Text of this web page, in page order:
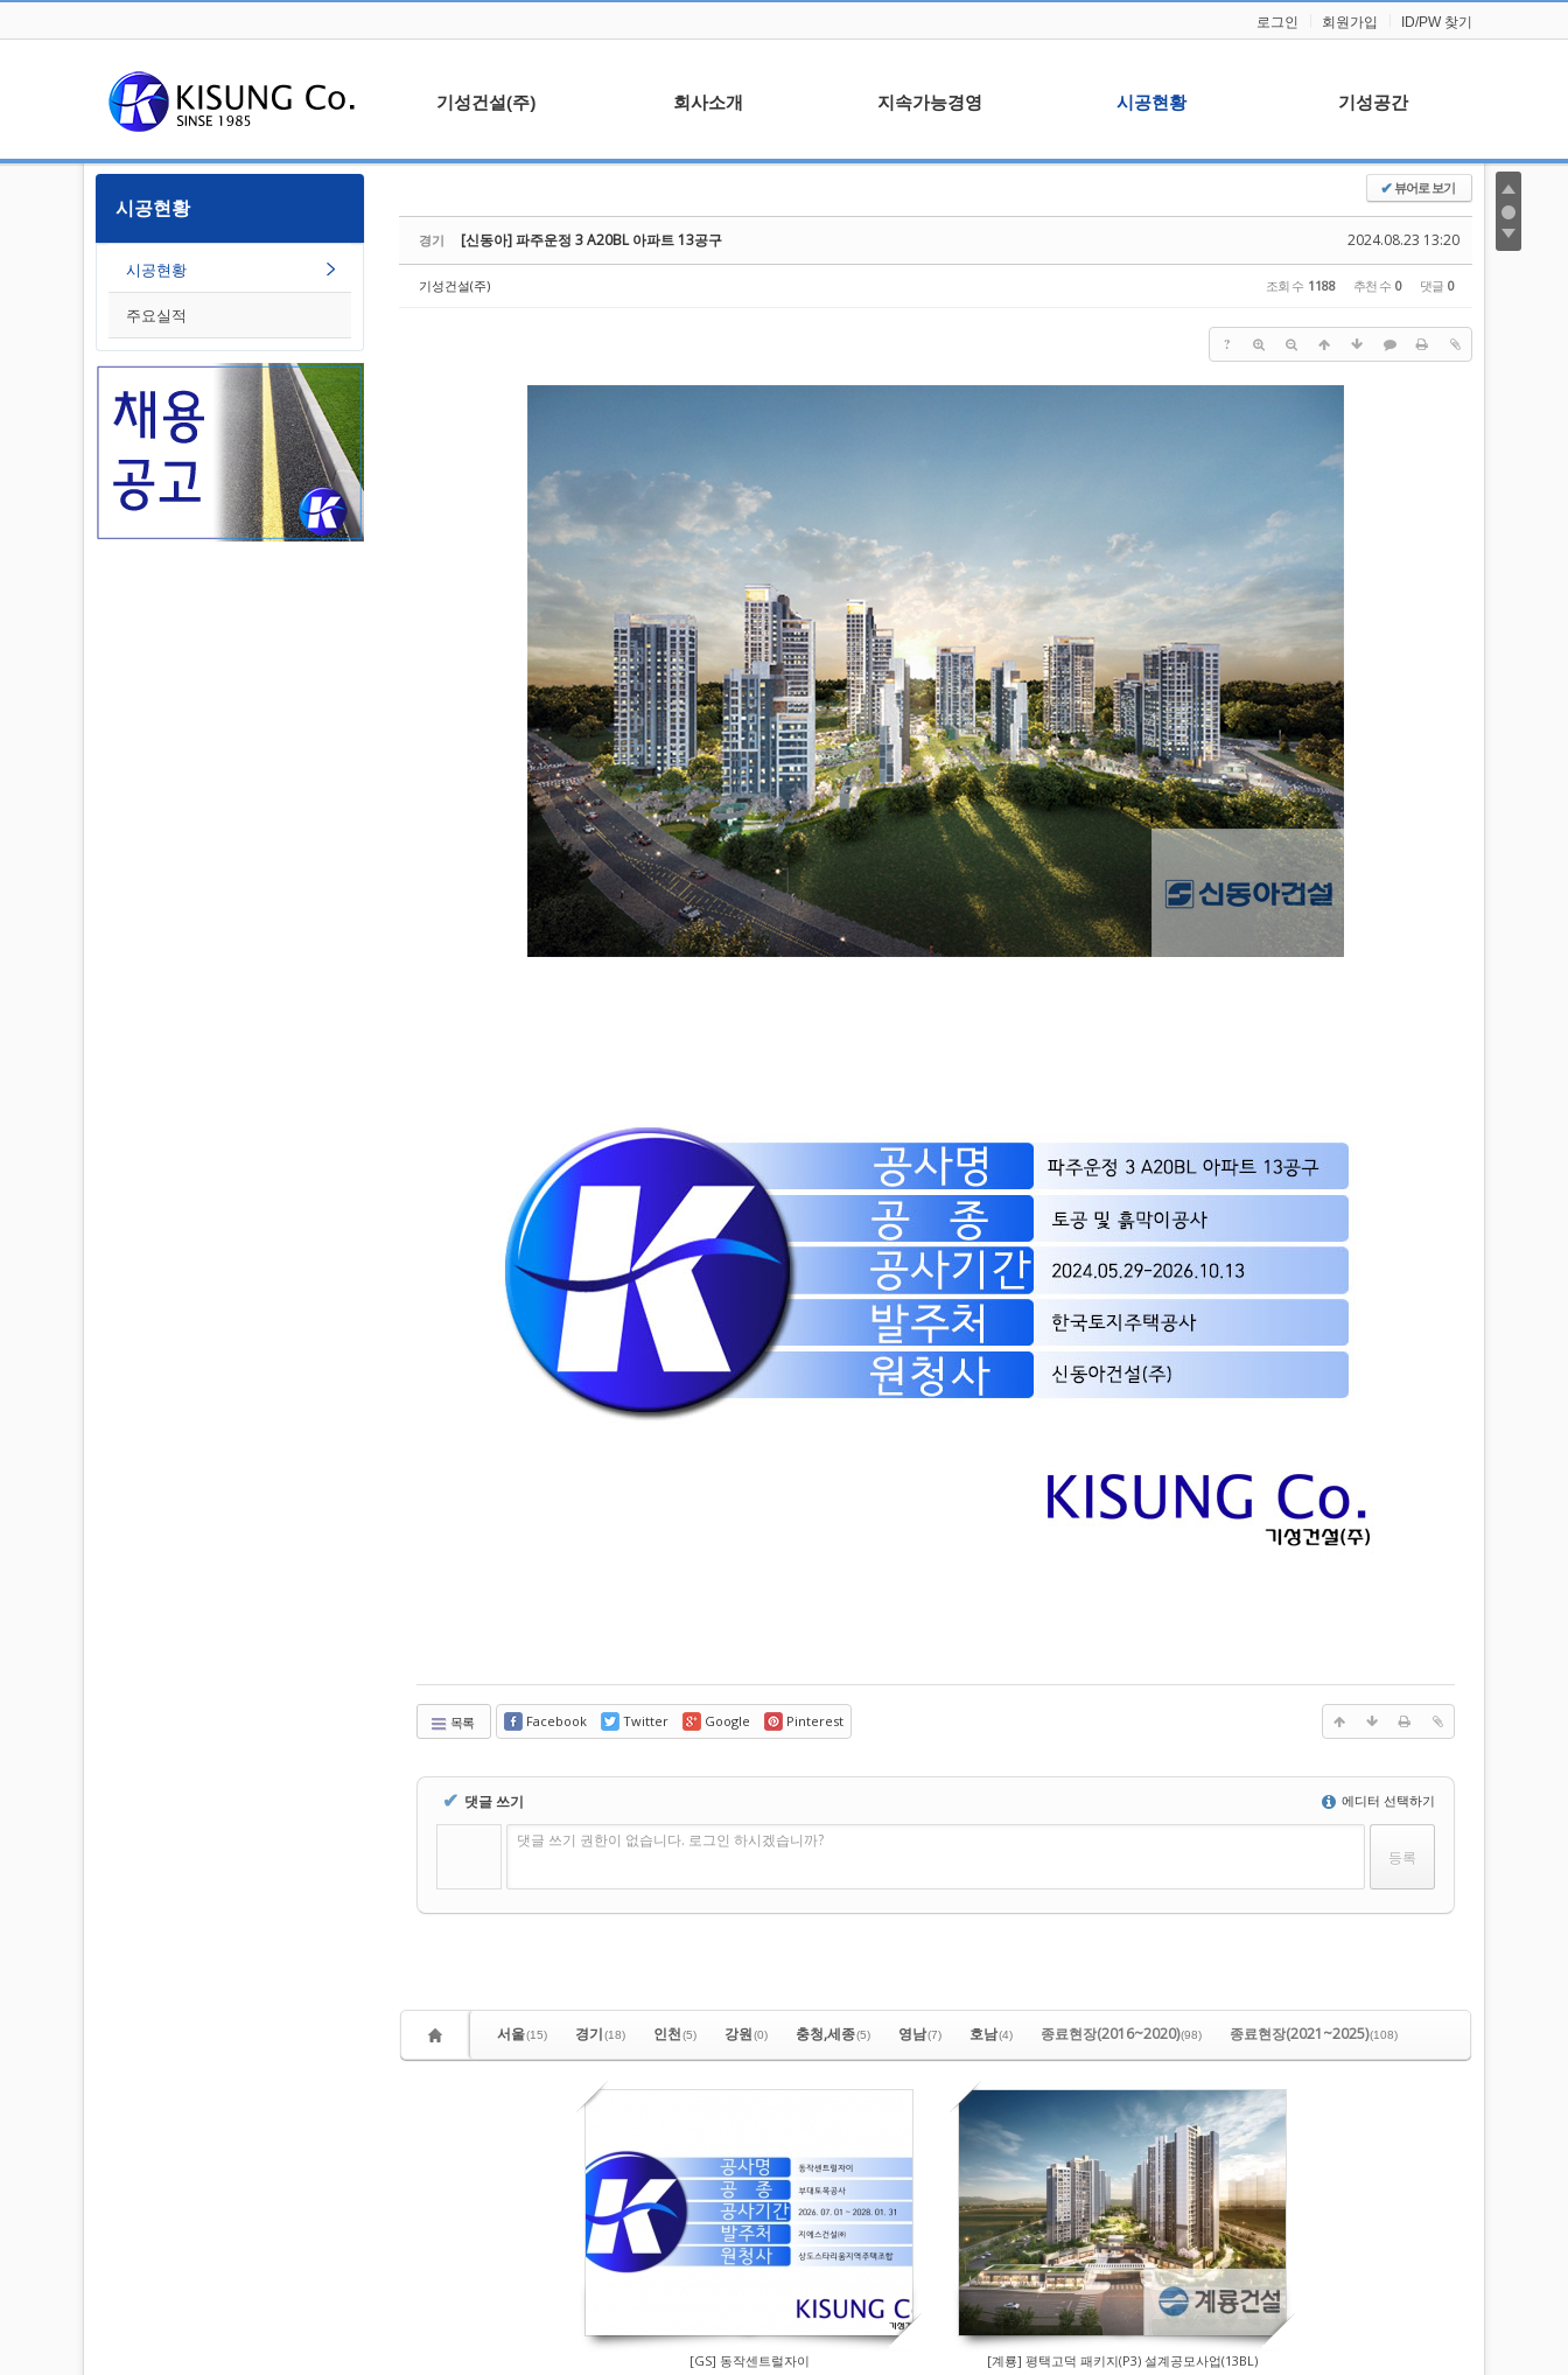
로그인 회원가입 ID/PW 찾기
기성건설(주)
오시는길
알립니다
회사소개
사업분야
조직도
지속가능경영
ESG 현황
시공현황
주요실적
기성공간
기성이야기
본사일정
자료실
시공현황
시공현황
주요실적
✔뷰어로 보기
경기 2024.08.23 13:20
[신동아] 파주운정 3 A20BL 아파트 13공구
기성건설(주) 조회 수 1188 추천 수 0 댓글 0
?
목록 Facebook Twitter Google Pinterest
✔ 댓글 쓰기 에디터 선택하기
댓글 쓰기 권한이 없습니다. 로그인 하시겠습니까?
서울(15) 경기(18) 인천(5) 강원(0) 충청,세종(5) 영남(7) 호남(4) 종료현장(2016~2020)(98) 종료현장(2021~2025)(108)
[GS] 동작센트럴자이 [계룡] 평택고덕 패키지(P3) 설계공모사업(13BL)
Sketchbook5, 스케치북5
Sketchbook5, 스케치북5